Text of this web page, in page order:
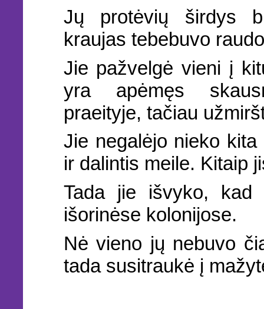
Jų protėvių širdys
kraujas tebebuvo
Jie pažvelgė vieni į
yra apėmęs
praeityje, tačiau
Jie negalėjo nieko
ir dalintis meile. Kitaip
Tada jie išvyko, kad
išorinėse kolonijose.
Nė vieno jų nebuvo
tada susitraukė į